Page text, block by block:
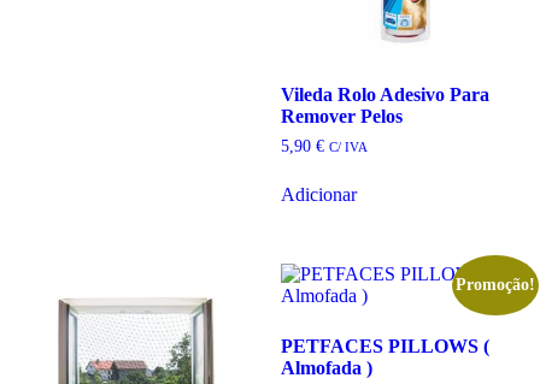
Vileda Rolo Adesivo Para
Remover Pelos
5,90 € C/ IVA
Adicionar
Promoção!
PETFACES PILLOWS (
Almofada )